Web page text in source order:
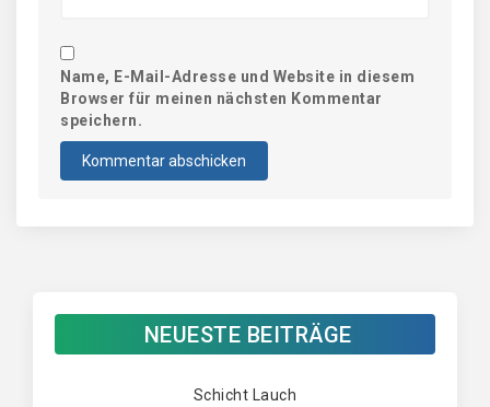
Name, E-Mail-Adresse und Website in diesem
Browser für meinen nächsten Kommentar
speichern.
NEUESTE BEITRÄGE
Schicht Lauch